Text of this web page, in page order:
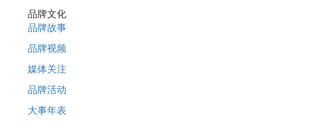
品牌文化
品牌故事
品牌视频
媒体关注
品牌活动
大事年表